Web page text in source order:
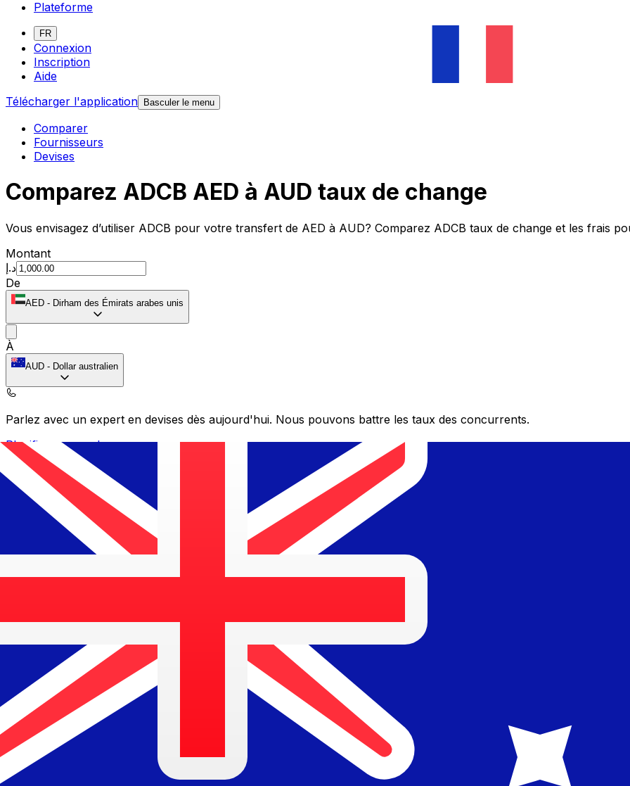
Plateforme
FR
Connexion
Inscription
Aide
Télécharger l'application Basculer le menu
Comparer
Fournisseurs
Devises
Comparez ADCB AED à AUD taux de change
Vous envisagez d’utiliser ADCB pour votre transfert de AED à AUD? Comparez ADCB taux de change et les frais
Montant
د.إ
De
AED - Dirham des Émirats arabes unis
À
AUD - Dollar australien
Parlez avec un expert en devises dès aujourd'hui. Nous pouvons battre les taux des concurrents.
Planifier un appel
Fournisseur